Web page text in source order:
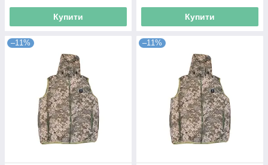
Купити Купити
–11% –11%